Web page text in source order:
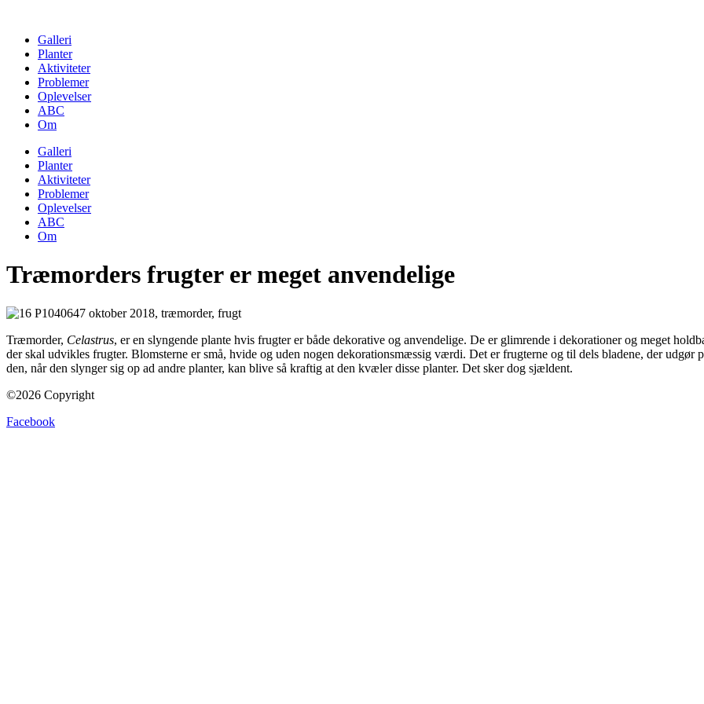
contentGalleri
Planter
Aktiviteter
Problemer
Oplevelser
ABC
Om
Galleri
Planter
Aktiviteter
Problemer
Oplevelser
ABC
Om
Træmorders frugter er meget anvendelige
Træmorder, Celastrus, er en slyngende plante hvis frugter er både dekorative og anvendelige. De er glimrende i dekorationer og meget
der skal udvikles frugter. Blomsterne er små, hvide og uden nogen dekorationsmæssig værdi. Det er frugterne og til dels bladene, der
den, når den slynger sig op ad andre planter, kan blive så kraftig at den kvæler disse planter. Det sker dog sjældent.
©2026 Copyright
Facebook